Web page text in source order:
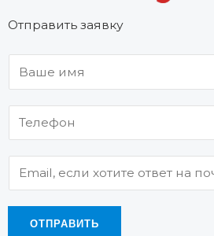
Отправить заявку
ОТПРАВИТЬ